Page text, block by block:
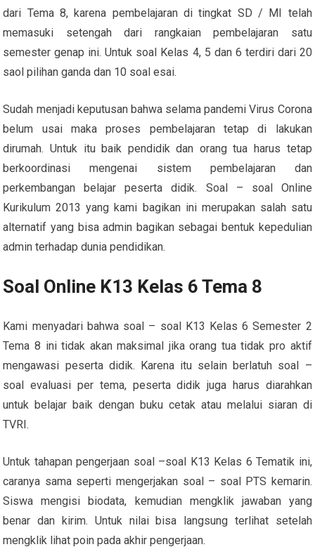
dari Tema 8, karena pembelajaran di tingkat SD / MI telah
memasuki setengah dari rangkaian pembelajaran satu
semester genap ini. Untuk soal Kelas 4, 5 dan 6 terdiri dari 20
saol pilihan ganda dan 10 soal esai.
Sudah menjadi keputusan bahwa selama pandemi Virus Corona
belum usai maka proses pembelajaran tetap di lakukan
dirumah. Untuk itu baik pendidik dan orang tua harus tetap
berkoordinasi mengenai sistem pembelajaran dan
perkembangan belajar peserta didik. Soal – soal Online
Kurikulum 2013 yang kami bagikan ini merupakan salah satu
alternatif yang bisa admin bagikan sebagai bentuk kepedulian
admin terhadap dunia pendidikan.
Soal Online K13 Kelas 6 Tema 8
Kami menyadari bahwa soal – soal K13 Kelas 6 Semester 2
Tema 8 ini tidak akan maksimal jika orang tua tidak pro aktif
mengawasi peserta didik. Karena itu selain berlatuh soal –
soal evaluasi per tema, peserta didik juga harus diarahkan
untuk belajar baik dengan buku cetak atau melalui siaran di
TVRI.
Untuk tahapan pengerjaan soal –soal K13 Kelas 6 Tematik ini,
caranya sama seperti mengerjakan soal – soal PTS kemarin.
Siswa mengisi biodata, kemudian mengklik jawaban yang
benar dan kirim. Untuk nilai bisa langsung terlihat setelah
mengklik lihat poin pada akhir pengerjaan.